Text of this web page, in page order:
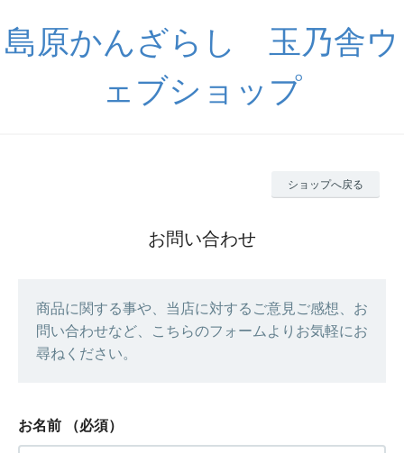
島原かんざらし 玉乃舎ウ
ェブショップ
ショップへ戻る
お問い合わせ
商品に関する事や、当店に対するご意見ご感想、お
問い合わせなど、こちらのフォームよりお気軽にお
尋ねください。
お名前 （必須）